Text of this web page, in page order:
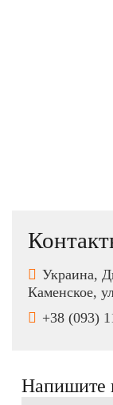
Украина,
Каменское,
+38 (093)
Напишите